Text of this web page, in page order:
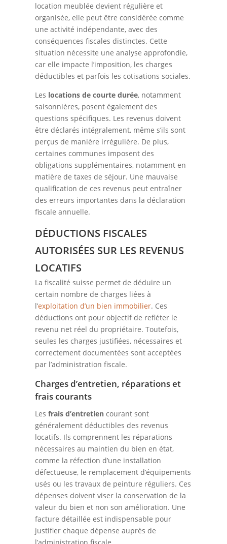
location meublée devient régulière et
organisée, elle peut être considérée comme
une activité indépendante, avec des
conséquences fiscales distinctes. Cette
situation nécessite une analyse approfondie,
car elle impacte l’imposition, les charges
déductibles et parfois les cotisations sociales.
Les locations de courte durée, notamment
saisonnières, posent également des
questions spécifiques. Les revenus doivent
être déclarés intégralement, même s’ils sont
perçus de manière irrégulière. De plus,
certaines communes imposent des
obligations supplémentaires, notamment en
matière de taxes de séjour. Une mauvaise
qualification de ces revenus peut entraîner
des erreurs importantes dans la déclaration
fiscale annuelle.
DÉDUCTIONS FISCALES
AUTORISÉES SUR LES REVENUS
LOCATIFS
La fiscalité suisse permet de déduire un
certain nombre de charges liées à
l’exploitation d’un bien immobilier. Ces
déductions ont pour objectif de refléter le
revenu net réel du propriétaire. Toutefois,
seules les charges justifiées, nécessaires et
correctement documentées sont acceptées
par l’administration fiscale.
Charges d’entretien, réparations et
frais courants
Lesfrais d’entretien courant sont
généralement déductibles des revenus
locatifs. Ils comprennent les réparations
nécessaires au maintien du bien en état,
comme la réfection d’une installation
défectueuse, le remplacement d’équipements
usés ou les travaux de peinture réguliers. Ces
dépenses doivent viser la conservation de la
valeur du bien et non son amélioration. Une
facture détaillée est indispensable pour
justifier chaque dépense auprès de